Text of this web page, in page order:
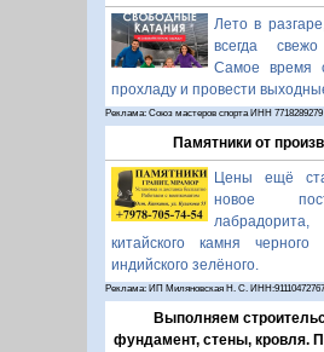
Лето в
всегда
Самое время
прохладу и провести
Реклама: Союз мастеров спорта ИНН 7718289279
Памятники от
Цены ещё
новое
китайского камня
индийского зелёного.
Реклама: ИП Миляновская Н. С.
Выполняем
фундамент, стены, кровля.